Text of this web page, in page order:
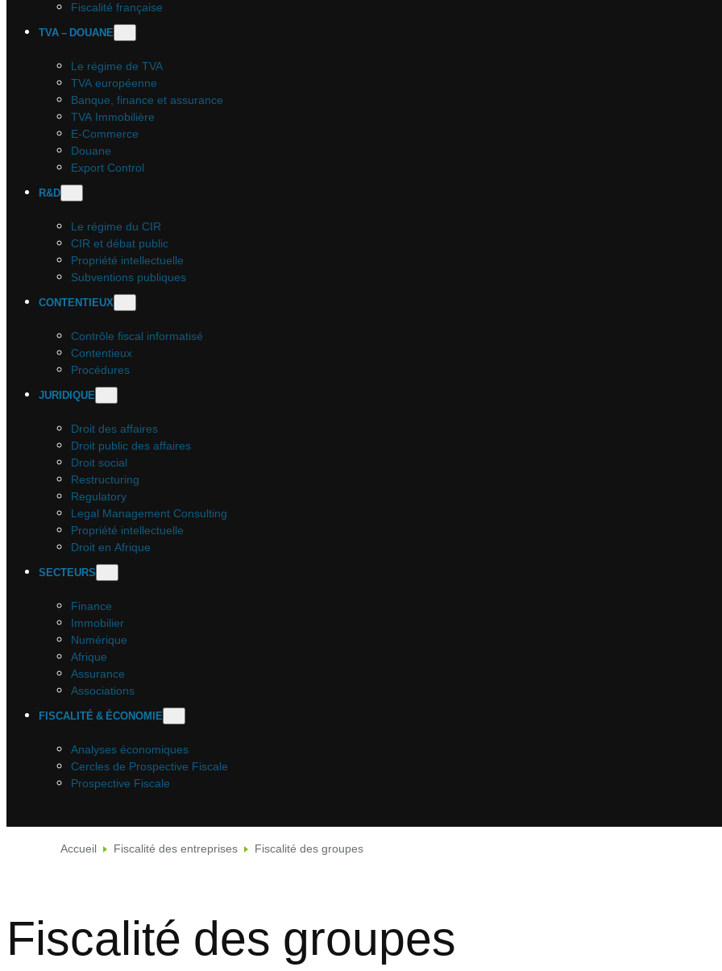
Fiscalité française
TVA – DOUANE
Le régime de TVA
TVA européenne
Banque, finance et assurance
TVA Immobilière
E-Commerce
Douane
Export Control
R&D
Le régime du CIR
CIR et débat public
Propriété intellectuelle
Subventions publiques
CONTENTIEUX
Contrôle fiscal informatisé
Contentieux
Procédures
JURIDIQUE
Droit des affaires
Droit public des affaires
Droit social
Restructuring
Regulatory
Legal Management Consulting
Propriété intellectuelle
Droit en Afrique
SECTEURS
Finance
Immobilier
Numérique
Afrique
Assurance
Associations
FISCALITÉ & ÉCONOMIE
Analyses économiques
Cercles de Prospective Fiscale
Prospective Fiscale
Accueil Fiscalité des entreprises Fiscalité des groupes
Fiscalité des groupes